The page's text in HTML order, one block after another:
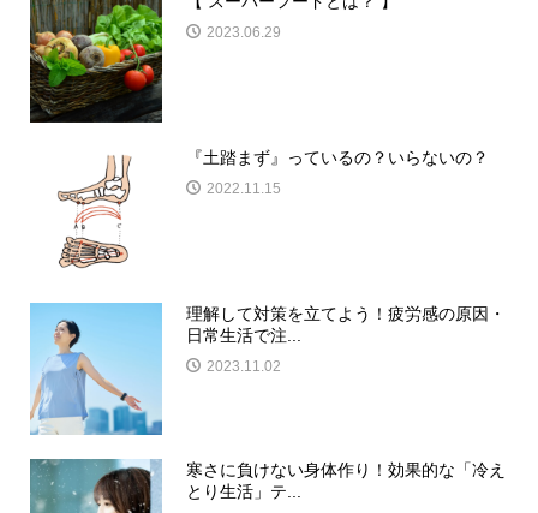
2023.06.29
『土踏まず』っているの？いらないの？
2022.11.15
理解して対策を立てよう！疲労感の原因・
日常生活で注...
2023.11.02
寒さに負けない身体作り！効果的な「冷え
とり生活」テ...